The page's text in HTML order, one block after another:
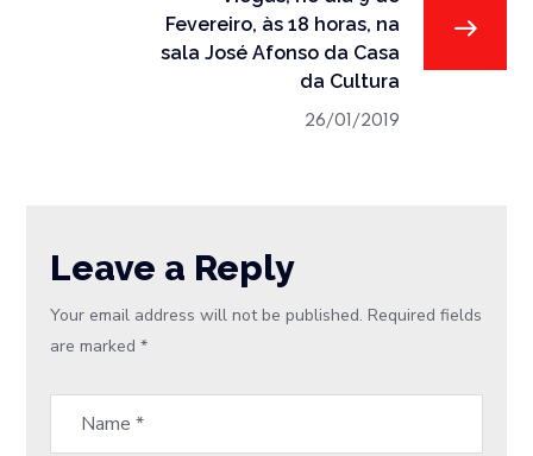
Fevereiro, às 18 horas, na
sala José Afonso da Casa
da Cultura
26/01/2019
Leave a Reply
Your email address will not be published. Required fields
are marked*